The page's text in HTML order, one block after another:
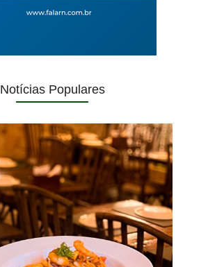
Notícias Populares